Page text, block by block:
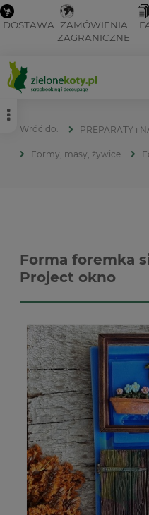
DOSTAWA ZAMÓWIENIA
ZAGRANICZNE
PREPARATY i
Formy, masy, żywice
Forma foremka
Project okno